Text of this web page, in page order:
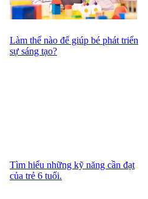
Làm thế nào để giúp bé phát triển
sự sáng tạo?
Tìm hiểu những kỹ năng cần đạt
của trẻ 6 tuổi.